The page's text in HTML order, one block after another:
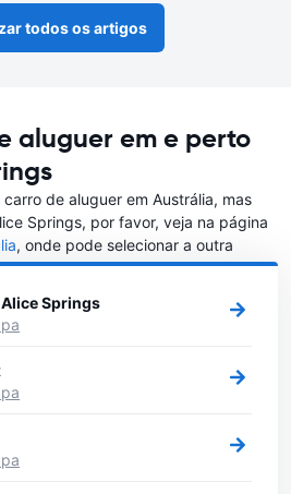
todos os artigos
aluguer em e perto
de aluguer em Austrália, mas
Springs, por favor, veja na página
, onde pode selecionar a outra
de alugar um carro
Springs